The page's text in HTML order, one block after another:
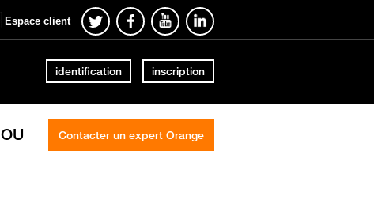
Espace client
identification inscription
OU Contacter un expert Orange